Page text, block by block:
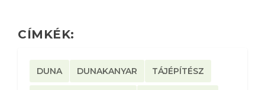
CÍMKÉK:
DUNA DUNAKANYAR TÁJÉPÍTÉSZ